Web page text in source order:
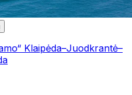
Klaipėda–Juodkrantė–